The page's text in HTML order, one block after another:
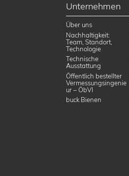
Unternehmen
Über uns
Nachhaltigkeit:
Team, Standort,
Technologie
Technische
Ausstattung
Öffentlich bestellter
Vermessungsingenie
ur – ÖbVI
buck Bienen